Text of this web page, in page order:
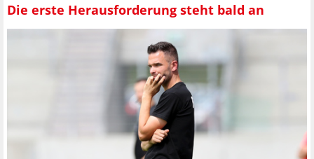
Die erste Herausforderung steht bald an